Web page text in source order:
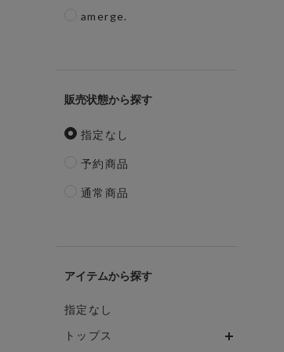
amerge.
販売状態
指定なし
予約商品
通常商品
アイテム
指定なし
トップス